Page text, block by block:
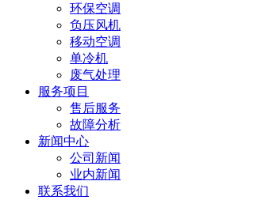
环保空调
负压风机
移动空调
单冷机
废气处理
服务项目
售后服务
故障分析
新闻中心
公司新闻
业内新闻
联系我们